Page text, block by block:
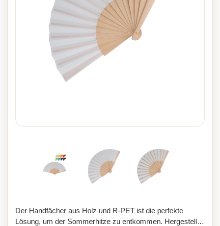
Der Handfächer aus Holz und R-PET ist die perfekte
Lösung, um der Sommerhitze zu entkommen. Hergestellt